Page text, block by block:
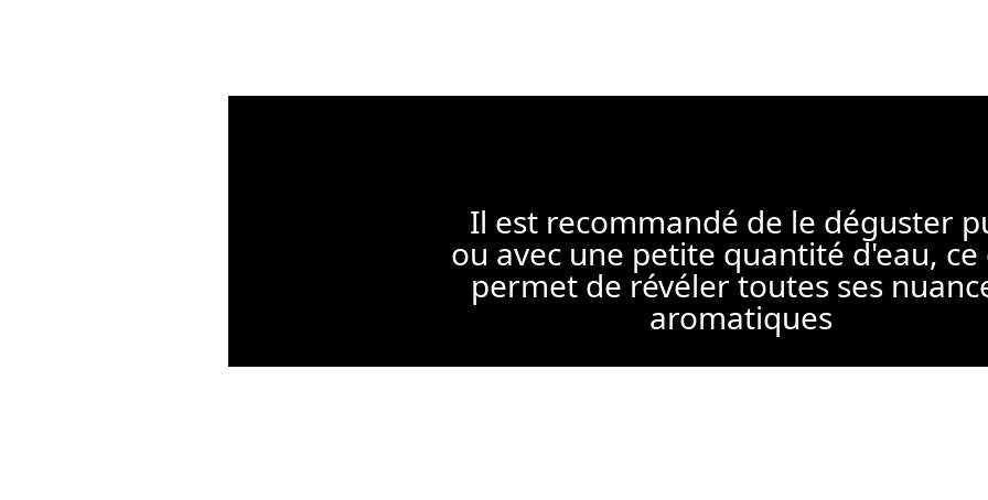
Il est recommandé de le déguster
ou avec une petite quantité d'eau, ce
permet de révéler toutes ses
aromatiques